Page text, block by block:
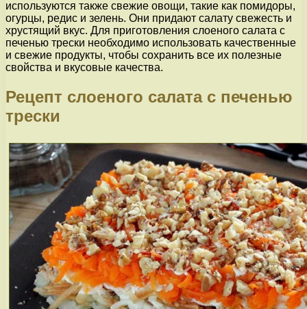
используются также свежие овощи, такие как помидоры,
огурцы, редис и зелень. Они придают салату свежесть и
хрустящий вкус. Для приготовления слоеного салата с
печенью трески необходимо использовать качественные
и свежие продукты, чтобы сохранить все их полезные
свойства и вкусовые качества.
Рецепт слоеного салата с печенью
трески